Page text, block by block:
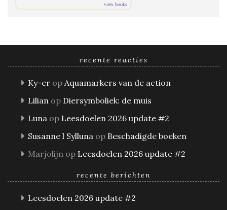
view books
recente reacties
Ky-er op Aquamarkers van de action
Lilian op Diersymboliek: de muis
Luna op Leesdoelen 2026 update #2
Susanne l Sylluna op Beschadigde boeken
Marjolijn op Leesdoelen 2026 update #2
recente berichten
Leesdoelen 2026 update #2